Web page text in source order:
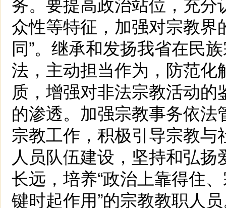
众性等特征，加强对宗教界
同”。继承和发扬我省在民
法，主动担当作为，防范
质，增强对非法宗教活动
的渗透。加强宗教事务依
宗教工作，积极引导宗教
人员队伍建设，坚持和弘
长远，培养“政治上靠得住
键时起作用”的宗教教职人